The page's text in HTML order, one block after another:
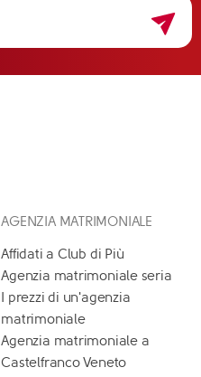
AGENZIA MATRIMONIALE
Affidati a Club di Più
Agenzia matrimoniale seria
I prezzi di un'agenzia
matrimoniale
Agenzia matrimoniale a
Castelfranco Veneto